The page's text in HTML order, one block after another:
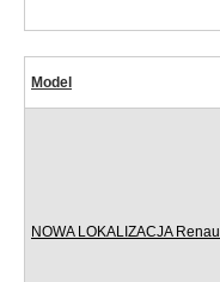
Model
NOWA LOKALIZACJA